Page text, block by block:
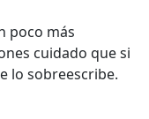
poco más
cuidado que si
lo sobreescribe.